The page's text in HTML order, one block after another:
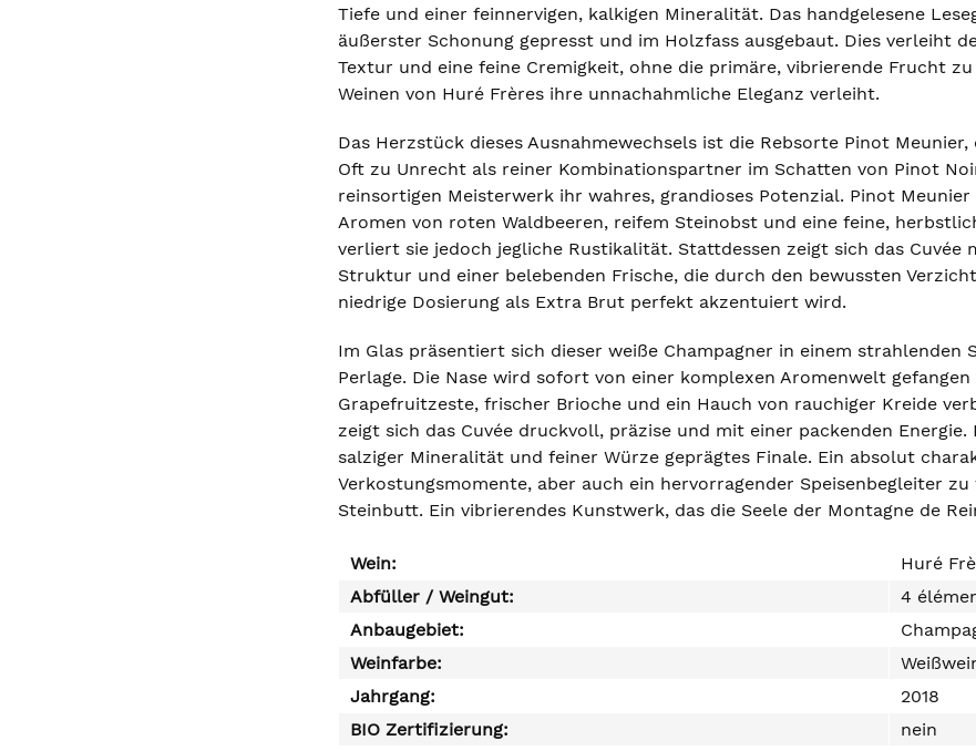
Tiefe und einer feinnervigen, kalkigen Mineralität. Das handgelesene
äußerster Schonung gepresst und im Holzfass ausgebaut. Dies verleiht
Textur und eine feine Cremigkeit, ohne die primäre, vibrierende Frucht
Weinen von Huré Frères ihre unnachahmliche Eleganz verleiht.
Das Herzstück dieses Ausnahmewechsels ist die Rebsorte Pinot
Oft zu Unrecht als reiner Kombinationspartner im Schatten von Pinot
reinsortigen Meisterwerk ihr wahres, grandioses Potenzial. Pinot
Aromen von roten Waldbeeren, reifem Steinobst und eine feine,
verliert sie jedoch jegliche Rustikalität. Stattdessen zeigt sich das
Struktur und einer belebenden Frische, die durch den bewussten
niedrige Dosierung als Extra Brut perfekt akzentuiert wird.
Im Glas präsentiert sich dieser weiße Champagner in einem
Perlage. Die Nase wird sofort von einer komplexen Aromenwelt
Grapefruitzeste, frischer Brioche und ein Hauch von rauchiger Kreide
zeigt sich das Cuvée druckvoll, präzise und mit einer packenden
salziger Mineralität und feiner Würze geprägtes Finale. Ein absolut
Verkostungsmomente, aber auch ein hervorragender Speisenbegleiter
Steinbutt. Ein vibrierendes Kunstwerk, das die Seele der Montagne de
Wein:
Huré
Abfüller / Weingut:
4
Anbaugebiet:
Weinfarbe:
Jahrgang:
2018
BIO Zertifizierung:
nein